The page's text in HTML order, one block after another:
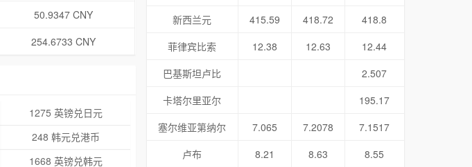
50.9347 CNY
254.6733 CNY
1275 英镑兑日元
248 韩元兑港币
1668 英镑兑韩元
新西兰元
415.59 418.72
418.8
菲律宾比索
12.38 12.63
12.44
巴基斯坦卢比
2.507
卡塔尔里亚尔
195.17
塞尔维亚第纳尔
7.065 7.2078
7.1517
卢布
8.21 8.63
8.55